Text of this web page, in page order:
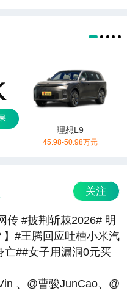
理想L9
45.98-50.98万元
关注
传 #披荆斩棘2026# 明
#王腾回应吐槽小米汽
亡##女子用漏洞0元买
、@曹骏JunCao、@